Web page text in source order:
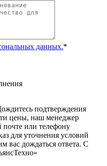
данных.*
подтверждения
цены, наш менеджер
почте или телефону
для уточнения условий
вас дождаться ответа. С